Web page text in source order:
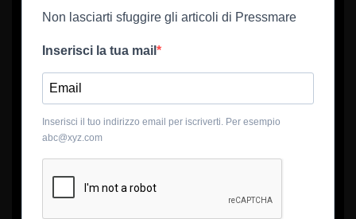
Non lasciarti sfuggire gli articoli di Pressmare
Inserisci la tua mail
Inserisci il tuo indirizzo email per iscriverti. Per esempio
abc@xyz.com